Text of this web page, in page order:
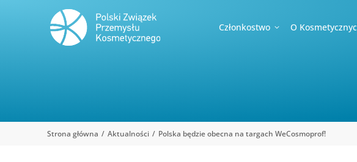
Członkostwo O
Jesteś tutaj:
Strona główna Aktualności Polska będzie obecna na targach WeCosmoprof!